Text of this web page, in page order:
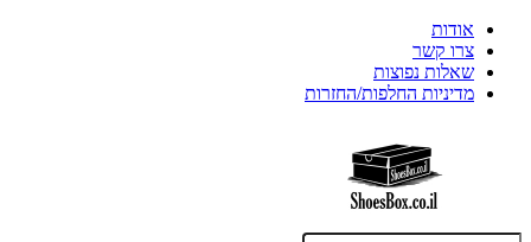
אודות
צרו קשר
שאלות נפוצות
מדיניות החלפות/החזרות